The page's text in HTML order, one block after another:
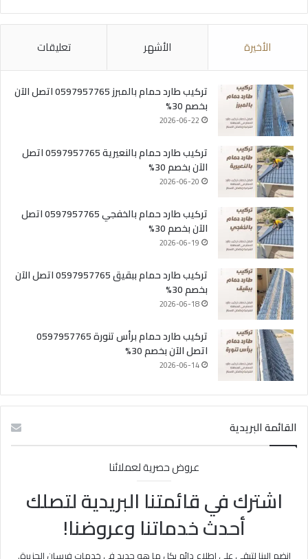
الأخيرة الأشهر تعليقات
تركيب طارد حمام بالمبرز 0597957765 اتصل الآن
بخصم 30%
2026-06-22
تركيب طارد حمام بالنعيرية 0597957765 اتصل
الآن بخصم 30%
2026-06-20
تركيب طارد حمام بالخفجي 0597957765 اتصل
الآن بخصم 30%
2026-06-19
تركيب طارد حمام ببقيق 0597957765 اتصل الآن
بخصم 30%
2026-06-18
تركيب طارد حمام برأس تنورة 0597957765
اتصل الآن بخصم 30%
2026-06-14
القائمة البريدية
عروض حصرية لعملائنا
اشترك في قائمتنا البريدية لتصلك
أحدث خدماتنا وعروضنا!
انضم إلينا لتبقى على اطلاع دائم بكل ما هو جديد في خدمات فرسان الجزيرة.